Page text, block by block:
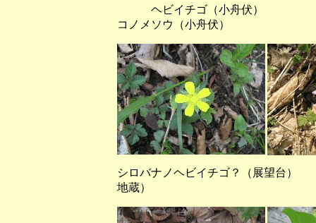
ヘビイチゴ（小舟伏）
コノメソウ（小舟伏）
シロバナノヘビイチゴ？
地蔵）